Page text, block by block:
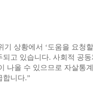
상황에서 ‘도움을 요청
고 있습니다. 사회적 공
나올 수 있으므로 자살통
합니다.”